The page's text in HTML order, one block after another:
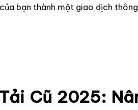
của bạn thành một giao dịch
Cũ 2025: